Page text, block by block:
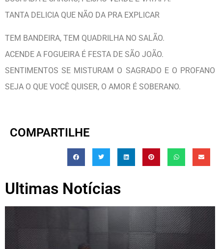
TANTA DELICIA QUE NÃO DA PRA EXPLICAR
TEM BANDEIRA, TEM QUADRILHA NO SALÃO.
ACENDE A FOGUEIRA É FESTA DE SÃO JOÃO.
SENTIMENTOS SE MISTURAM O SAGRADO E O PROFANO
SEJA O QUE VOCÊ QUISER, O AMOR É SOBERANO.
COMPARTILHE
Ultimas Notícias